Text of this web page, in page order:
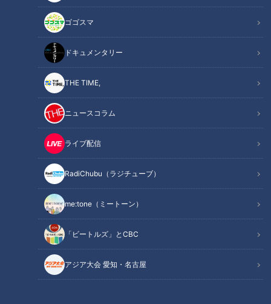
ゴゴスマ
ドキュメンタリー
THE TIME,
ニュースコラム
ライブ配信
RadiChubu（ラジチューブ）
me:tone（ミートーン）
「ビートルズ」とCBC
アジア大会 愛知・名古屋
ご近所づきあいの証にも
オススメ関連コンテンツ
子どもが家庭でつくる庶民的なお菓子
名古屋の食文化の中には、よそには知られていない･･･もっと
言うと地元でも見過ごされがちな食べ物がまだまだ数々ありま
そのひとつが「おこしもの」。「おこしもん」「おしもん」な
どとも呼ばれます。これは桃の節句＝ひなまつりの時期に食べ
る伝統的なお菓子。米粉をねった生地を木の型に押し込んで型
おこしすることから、その名がついたといわれます。形は鯛、
ひな人形、桃の花、ひし、海老、鈴など、おめでたいとされる
もの。白い生地に淡いピンク、緑、黄色の三色で柄を入れま